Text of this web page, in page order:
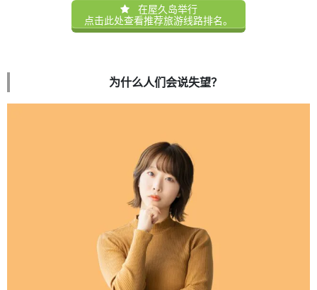
在屋久岛举行
点击此处查看推荐旅游线路排名。
为什么人们会说失望？